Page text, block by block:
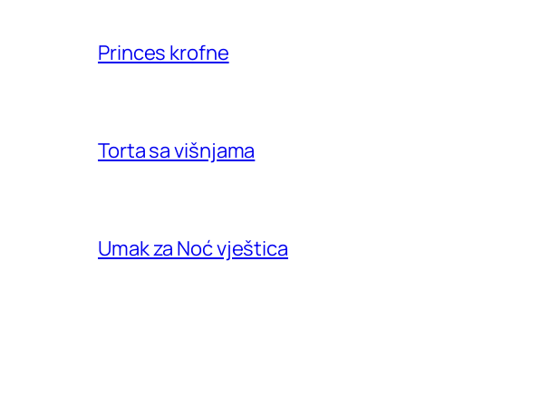
Princes krofne
Torta sa višnjama
Umak za Noć vještica